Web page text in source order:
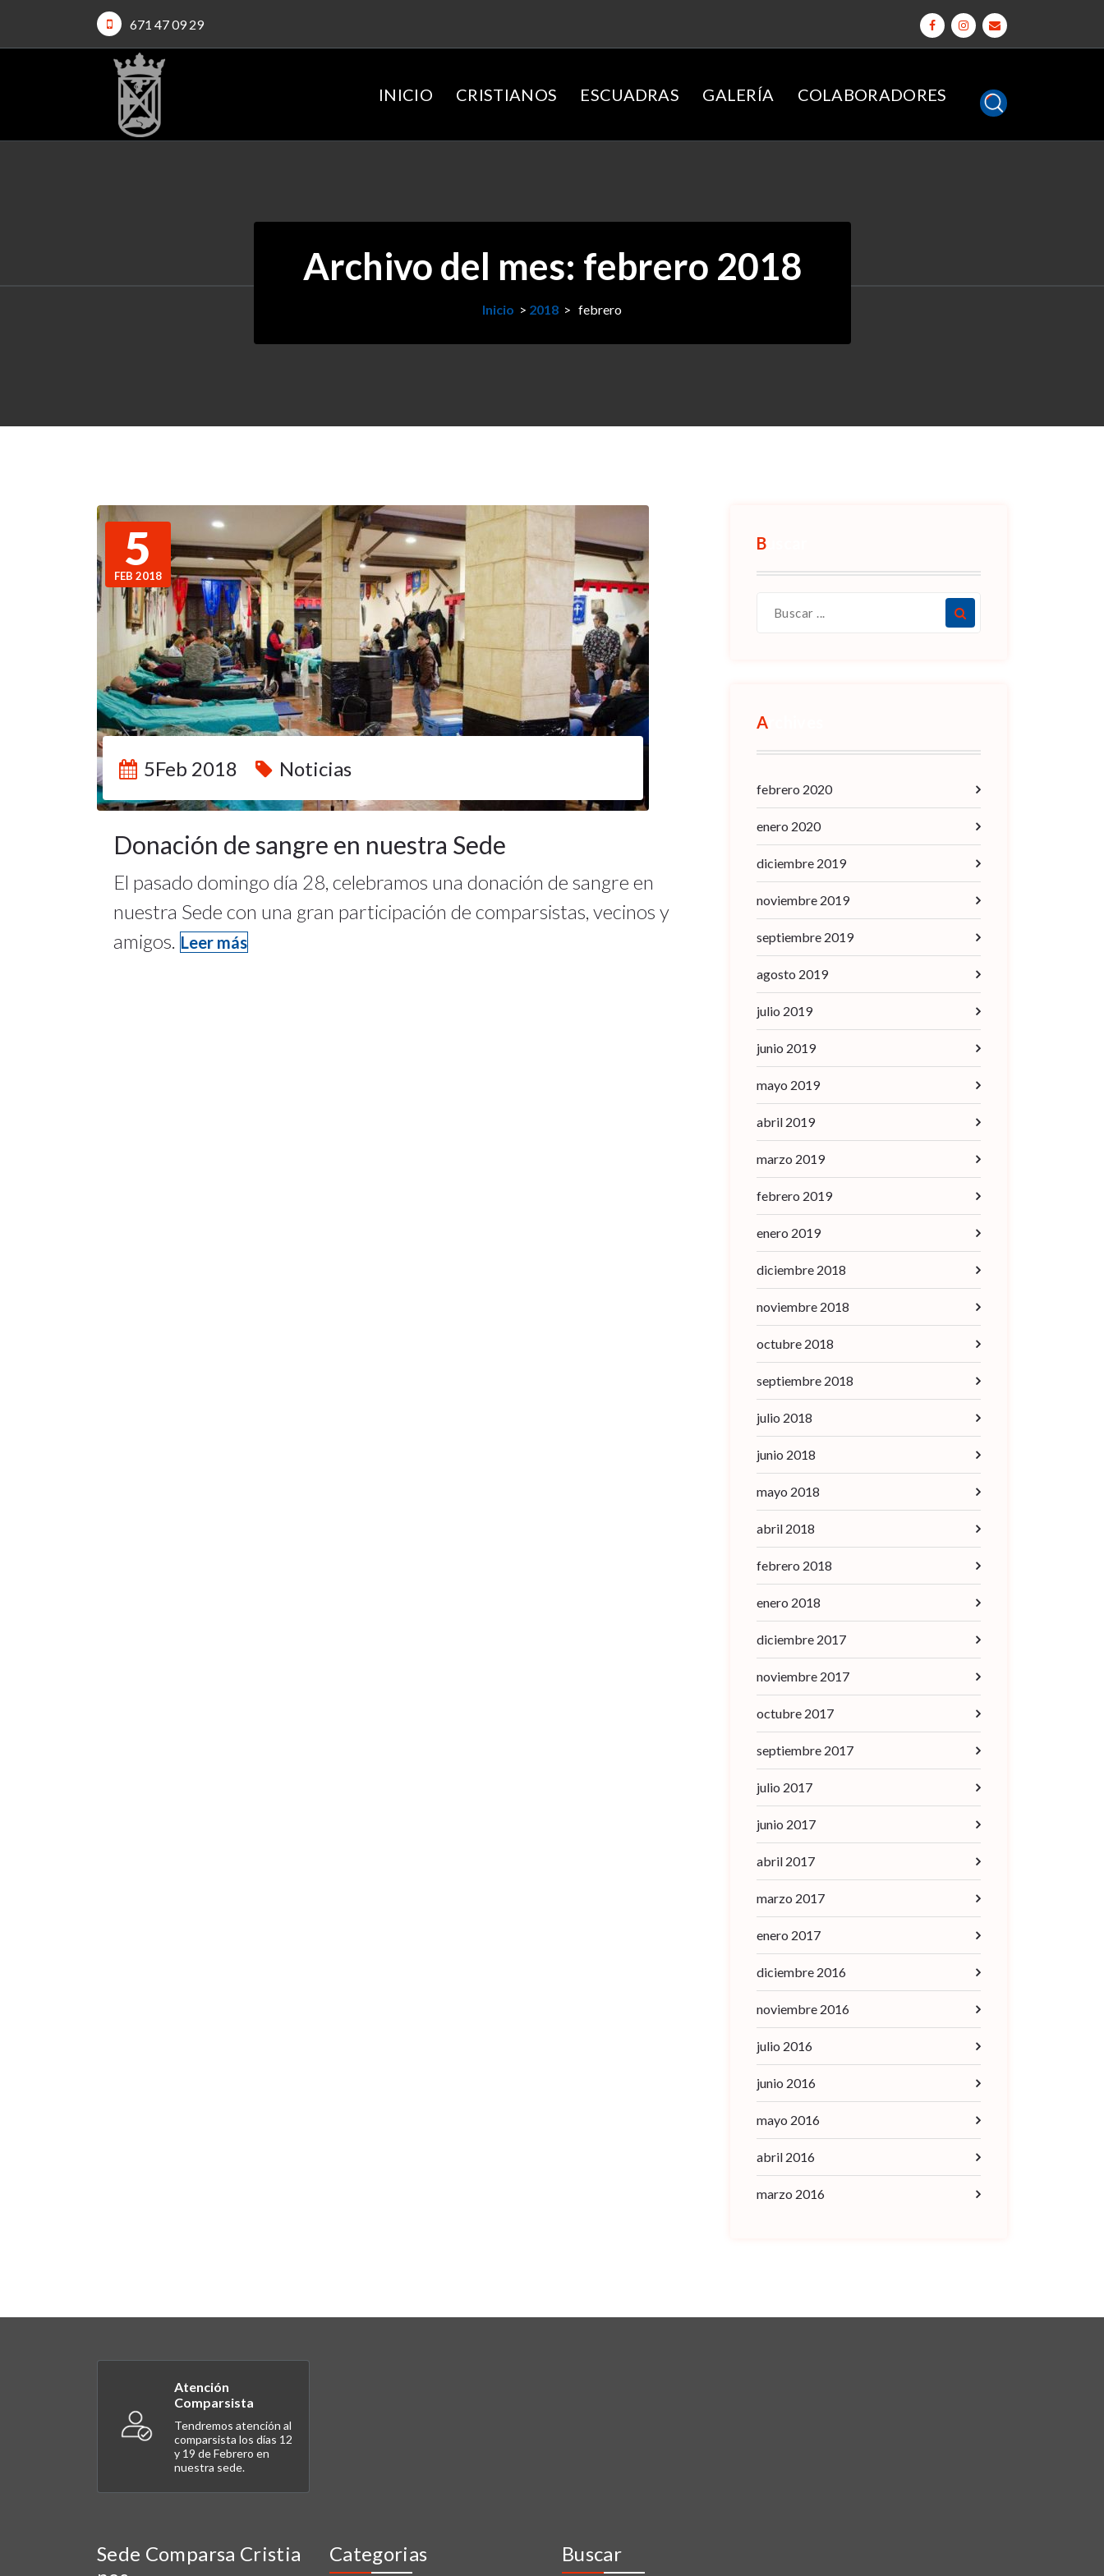
671 47 09 29
INICIO CRISTIANOS ESCUADRAS GALERÍA COLABORADORES
Archivo del mes: febrero 2018
Inicio > 2018 > febrero
5
FEB 2018
5Feb 2018 Noticias
Donación de sangre en nuestra Sede
El pasado domingo día 28, celebramos una donación de sangre en
nuestra Sede con una gran participación de comparsistas, vecinos y
amigos. Leer más
febrero 2020
enero 2020
diciembre 2019
noviembre 2019
septiembre 2019
agosto 2019
julio 2019
junio 2019
mayo 2019
abril 2019
marzo 2019
febrero 2019
enero 2019
diciembre 2018
noviembre 2018
octubre 2018
septiembre 2018
julio 2018
junio 2018
mayo 2018
abril 2018
febrero 2018
enero 2018
diciembre 2017
noviembre 2017
octubre 2017
septiembre 2017
julio 2017
junio 2017
abril 2017
marzo 2017
enero 2017
diciembre 2016
noviembre 2016
julio 2016
junio 2016
mayo 2016
abril 2016
marzo 2016
Atención
Comparsista
Tendremos atención al
comparsista los días 12
y 19 de Febrero en
nuestra sede.
Sede Comparsa Cristia
Categorias Buscar